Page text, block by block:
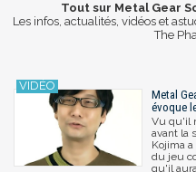
Tout sur Metal Gear
Les infos, actualités, vidéos et
The
Metal
évoque
Vu qu'il
avant la
Kojima
du jeu
qu'il